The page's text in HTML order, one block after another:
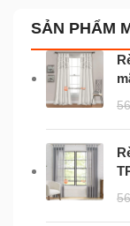
SẢN PHẨM